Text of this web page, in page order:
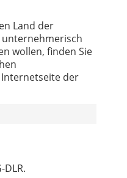
Land der
unternehmerisch
wollen, finden Sie
der